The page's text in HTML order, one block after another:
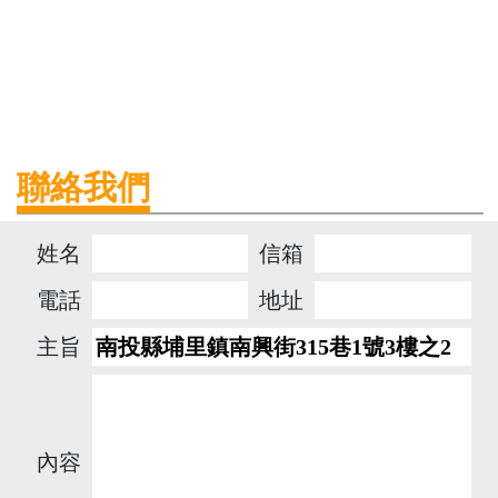
聯絡我們
姓名
信箱
電話
地址
主旨
內容